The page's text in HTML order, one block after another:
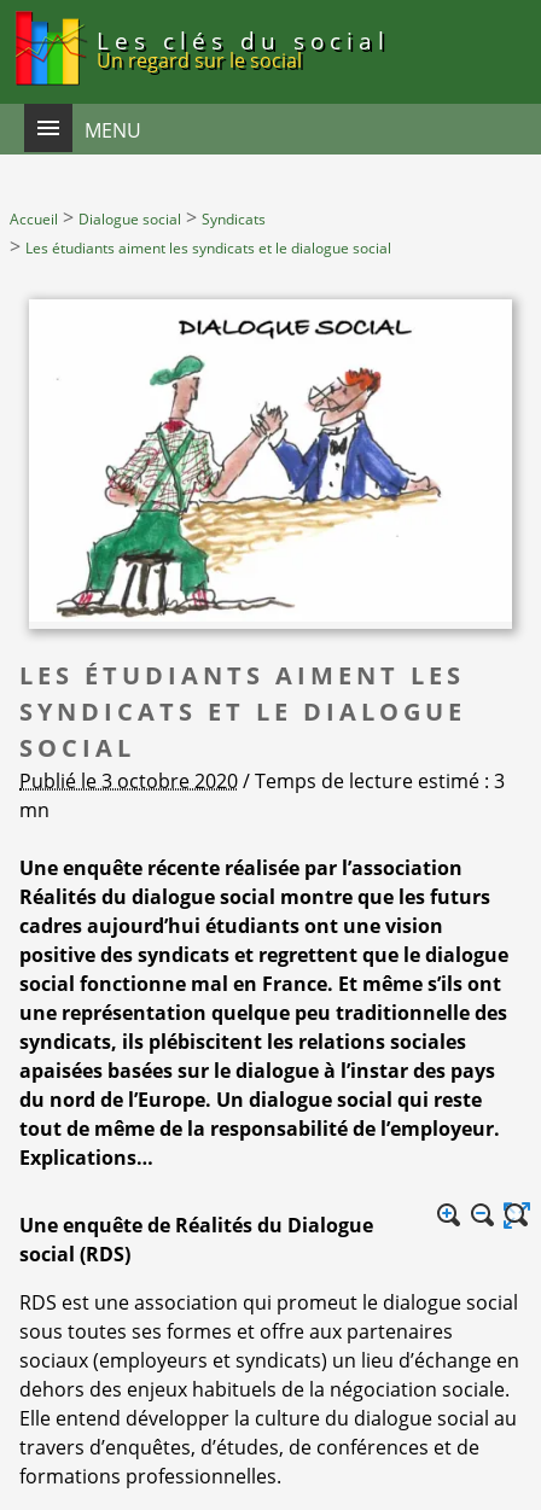
Les clés du social
Un regard sur le social
MENU
Accueil > Dialogue social > Syndicats
> Les étudiants aiment les syndicats et le dialogue social
LES ÉTUDIANTS AIMENT LES
SYNDICATS ET LE DIALOGUE
SOCIAL
Publié le 3 octobre 2020/ Temps de lecture estimé : 3
mn
Une enquête récente réalisée par l’association
Réalités du dialogue social montre que les futurs
cadres aujourd’hui étudiants ont une vision
positive des syndicats et regrettent que le dialogue
social fonctionne mal en France. Et même s’ils ont
une représentation quelque peu traditionnelle des
syndicats, ils plébiscitent les relations sociales
apaisées basées sur le dialogue à l’instar des pays
du nord de l’Europe. Un dialogue social qui reste
tout de même de la responsabilité de l’employeur.
Explications…
Une enquête de Réalités du Dialogue
social (RDS)
RDS est une association qui promeut le dialogue social
sous toutes ses formes et offre aux partenaires
sociaux (employeurs et syndicats) un lieu d’échange en
dehors des enjeux habituels de la négociation sociale.
Elle entend développer la culture du dialogue social au
travers d’enquêtes, d’études, de conférences et de
formations professionnelles.
Panneau de gestion des cookies